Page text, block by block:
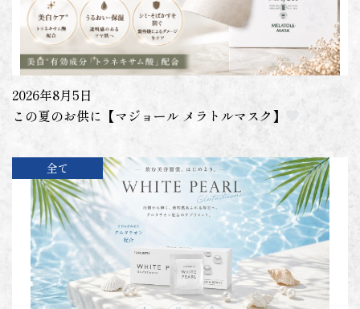
2026年8月5日
この夏のお供に【マジョール メラトルマスク】
全て